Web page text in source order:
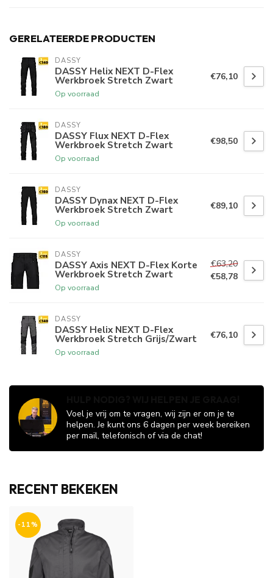
GERELATEERDE PRODUCTEN
DASSY
DASSY Helix NEXT D-Flex
Werkbroek Stretch Zwart
Op voorraad
€76,10
DASSY
DASSY Flux NEXT D-Flex
Werkbroek Stretch Zwart
Op voorraad
€98,50
DASSY
DASSY Dynax NEXT D-Flex
Werkbroek Stretch Zwart
Op voorraad
€89,10
DASSY
DASSY Axis NEXT D-Flex Korte
Werkbroek Stretch Zwart
Op voorraad
€63,20
€58,78
DASSY
DASSY Helix NEXT D-Flex
Werkbroek Stretch Grijs/Zwart
Op voorraad
€76,10
Voel je vrij om te vragen, wij zijn er om je te
helpen. Je kunt ons 6 dagen per week bereiken
per mail, telefonisch of via de chat!
RECENT BEKEKEN
-11%